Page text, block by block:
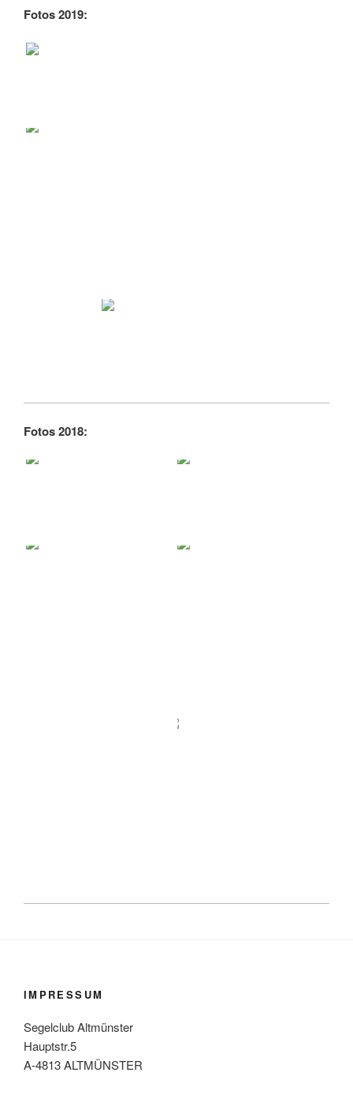
Fotos 2019:
Fotos 2018:
IMPRESSUM
Segelclub Altmünster
Hauptstr.5
A-4813 ALTMÜNSTER